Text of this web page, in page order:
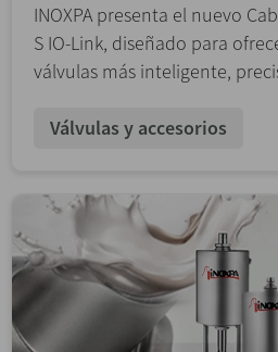
INOXPA presenta el nuevo
S IO-Link, diseñado para
válvulas más inteligente,
Válvulas y accesorios